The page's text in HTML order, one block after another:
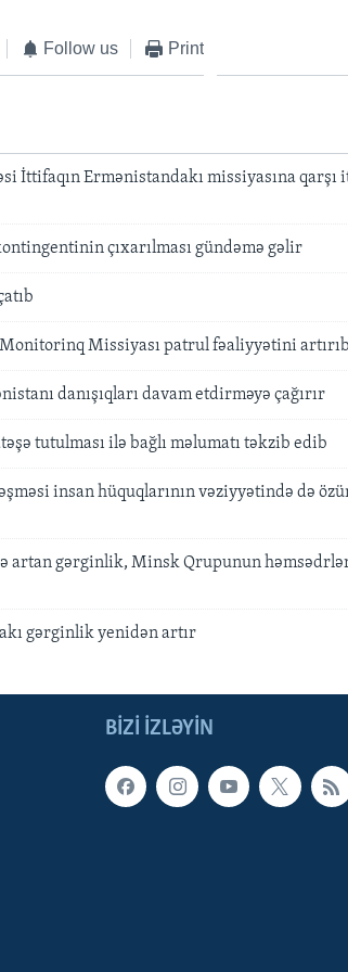
Follow us Print
İttifaqın Ermənistandakı missiyasına qarşı
çıxarılması gündəmə gəlir
Missiyası patrul fəaliyyətini artırıb
danışıqları davam etdirməyə çağırır
tutulması ilə bağlı məlumatı təkzib edib
insan hüquqlarının vəziyyətində də
artan gərginlik, Minsk Qrupunun
gərginlik yenidən artır
BIZI IZLƏYIN